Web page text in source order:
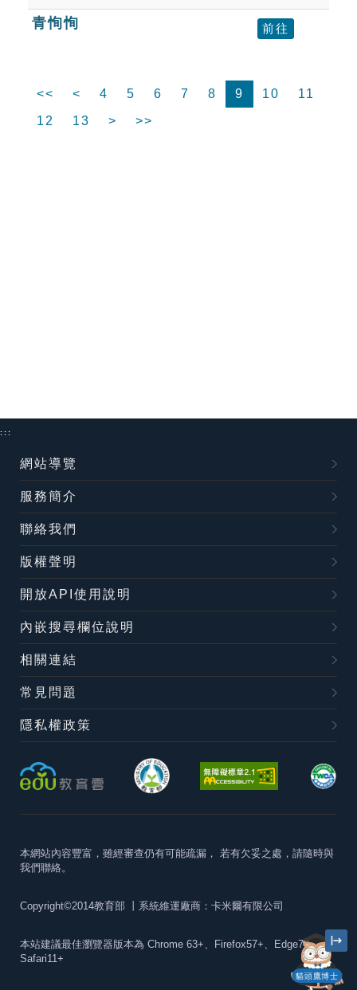
青恂恂 前往
<< < 4 5 6 7 8 9 10
11
12
13 > >>
貓頭鷹博士
:::
網站導覽
服務簡介
聯絡我們
版權聲明
開放API使用說明
內嵌搜尋欄位說明
相關連結
常見問題
隱私權政策
本網站內容豐富，雖經審查仍有可能疏漏， 若有欠妥之處，請隨時與
我們聯絡。
Copyright©2014教育部 丨系統維運廠商：卡米爾有限公司
本站建議最佳瀏覽器版本為 Chrome 63+、Firefox57+、Edge79+及
Safari11+